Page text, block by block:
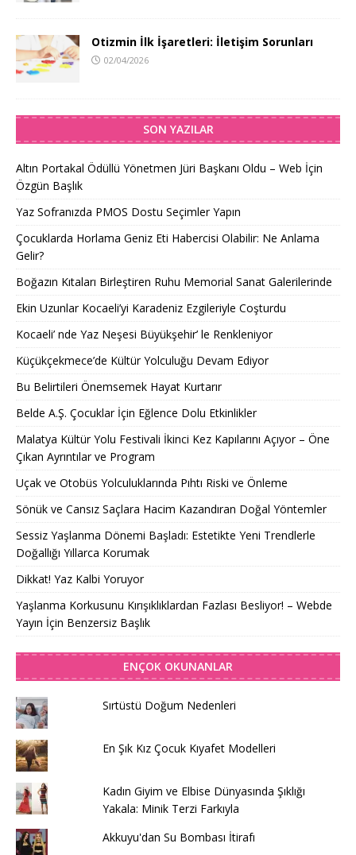
Otizmin İlk İşaretleri: İletişim Sorunları
02/04/2026
SON YAZILAR
Altın Portakal Ödüllü Yönetmen Jüri Başkanı Oldu – Web İçin
Özgün Başlık
Yaz Sofranızda PMOS Dostu Seçimler Yapın
Çocuklarda Horlama Geniz Eti Habercisi Olabilir: Ne Anlama
Gelir?
Boğazın Kıtaları Birleştiren Ruhu Memorial Sanat Galerilerinde
Ekin Uzunlar Kocaeli’yi Karadeniz Ezgileriyle Coşturdu
Kocaeli’ nde Yaz Neşesi Büyükşehir’ le Renkleniyor
Küçükçekmece’de Kültür Yolculuğu Devam Ediyor
Bu Belirtileri Önemsemek Hayat Kurtarır
Belde A.Ş. Çocuklar İçin Eğlence Dolu Etkinlikler
Malatya Kültür Yolu Festivali İkinci Kez Kapılarını Açıyor – Öne
Çıkan Ayrıntılar ve Program
Uçak ve Otobüs Yolculuklarında Pıhtı Riski ve Önleme
Sönük ve Cansız Saçlara Hacim Kazandıran Doğal Yöntemler
Sessiz Yaşlanma Dönemi Başladı: Estetikte Yeni Trendlerle
Doğallığı Yıllarca Korumak
Dikkat! Yaz Kalbi Yoruyor
Yaşlanma Korkusunu Kırışıklıklardan Fazlası Besliyor! – Webde
Yayın İçin Benzersiz Başlık
ENÇOK OKUNANLAR
Sırtüstü Doğum Nedenleri
En Şık Kız Çocuk Kıyafet Modelleri
Kadın Giyim ve Elbise Dünyasında Şıklığı
Yakala: Minik Terzi Farkıyla
Akkuyu'dan Su Bombası İtirafı